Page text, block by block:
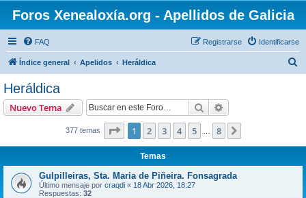
Foros Xenealoxía.org - Apellidos de Galicia
FAQ Identificarse
Registrarse
Índice general Apelidos Heráldica
Heráldica
Nuevo Tema Buscar
377 temas Página de
1 2 3 4 5 8
Temas
Gulpilleiras, Sta. Maria de Piñeira. Fonsagrada
Último mensaje por craqdi « 18 Abr 2026, 18:27
Respuestas: 32